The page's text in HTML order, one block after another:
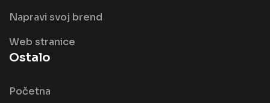
Napravi svoj brend
Web stranice
Ostalo
Početna